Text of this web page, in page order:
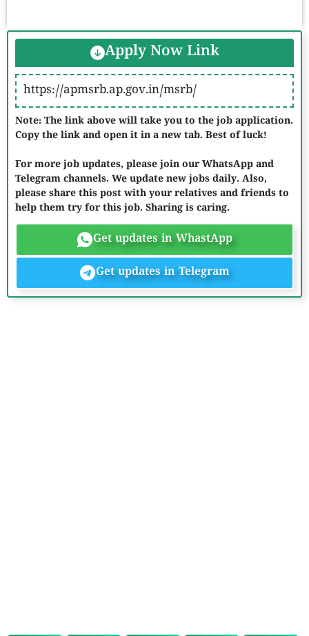
Apply Now Link
https://apmsrb.ap.gov.in/msrb/
Note: The link above will take you to the job application.
Copy the link and open it in a new tab. Best of luck!
For more job updates, please join our WhatsApp and
Telegram channels. We update new jobs daily. Also,
please share this post with your relatives and friends to
help them try for this job. Sharing is caring.
Get updates in WhastApp
Get updates in Telegram